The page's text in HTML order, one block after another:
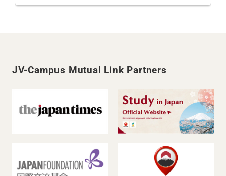
JV-Campus Mutual Link Partners